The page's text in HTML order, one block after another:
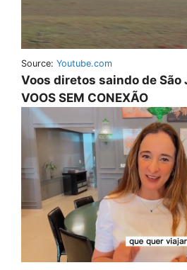
Source: Youtube.com
Voos diretos saindo de São
VOOS SEM CONEXÃO